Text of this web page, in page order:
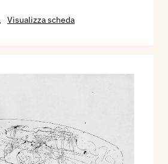
Visualizza scheda